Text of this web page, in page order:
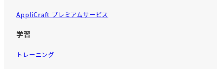
AppliCraft プレミアムサービス
学習
トレーニング